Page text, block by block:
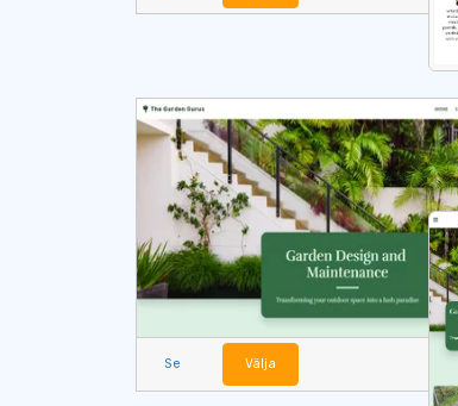
Se Välja